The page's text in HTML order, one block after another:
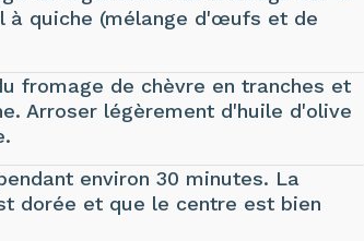
à quiche (mélange d'œufs et de
fromage de chèvre en tranches et
Arroser légèrement d'huile d'olive
environ 30 minutes. La
dorée et que le centre est bien